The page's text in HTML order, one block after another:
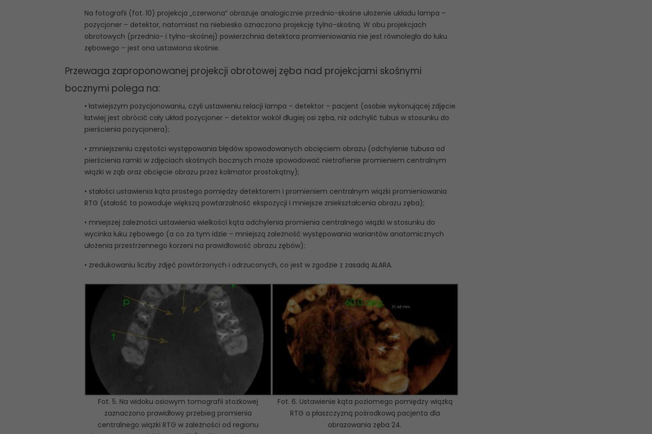
Na fotografii (fot. 10) projekcja „czerwona” obrazuje analogicznie przednio-skośne ułożenie układu lampa –
pozycjoner – detektor, natomiast na niebiesko oznaczono projekcję tylno-skośną. W obu projekcjach
obrotowych (przednio- i tylno-skośnej) powierzchnia detektora promieniowania nie jest równoległa do łuku
zębowego – jest ona ustawiona skośnie.
Przewaga zaproponowanej projekcji obrotowej zęba nad projekcjami skośnymi
bocznymi polega na:
• łatwiejszym pozycjonowaniu, czyli ustawieniu relacji lampa – detektor – pacjent (osobie wykonującej zdjęcie
łatwiej jest obrócić cały układ pozycjoner – detektor wokół długiej osi zęba, niż odchylić tubus w stosunku do
pierścienia pozycjonera);
• zmniejszeniu częstości występowania błędów spowodowanych obcięciem obrazu (odchylenie tubusa od
pierścienia ramki w zdjęciach skośnych bocznych może spowodować nietrafienie promieniem centralnym
wiązki w ząb oraz obcięcie obrazu przez kolimator prostokątny);
• stałości ustawienia kąta prostego pomiędzy detektorem i promieniem centralnym wiązki promieniowania
RTG (stałość ta powoduje większą powtarzalność ekspozycji i mniejsze zniekształcenia obrazu zęba);
• mniejszej zależności ustawienia wielkości kąta odchylenia promienia centralnego wiązki w stosunku do
wycinka łuku zębowego (a co za tym idzie – mniejszą zależność występowania wariantów anatomicznych
ułożenia przestrzennego korzeni na prawidłowość obrazu zębów);
• zredukowaniu liczby zdjęć powtórzonych i odrzuconych, co jest w zgodzie z zasadą ALARA.
Fot. 5. Na widoku osiowym tomografii stożkowej
zaznaczono prawidłowy przebieg promienia
centralnego wiązki RTG w zależności od regionu
Fot. 6. Ustawienie kąta poziomego pomiędzy wiązką
RTG a płaszczyzną pośrodkową pacjenta dla
obrazowania zęba 24.